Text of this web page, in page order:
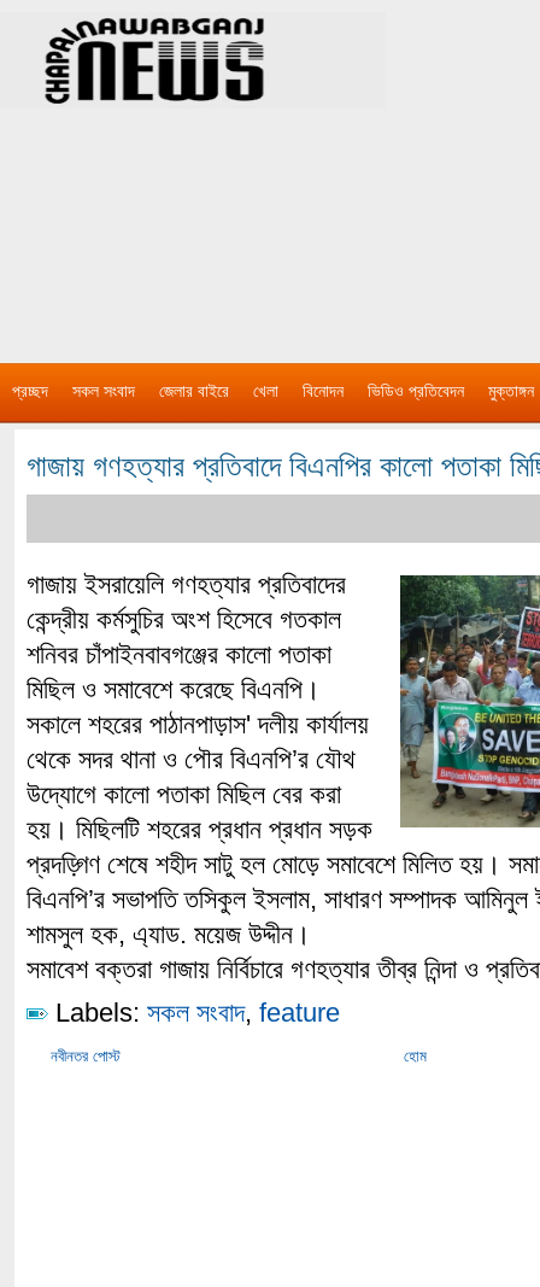
প্রচ্ছদ সকল সংবাদ জেলার বাইরে খেলা বিনোদন ভিডিও প্রতিবেদন মুক্তাঙ্গন
গাজায় গণহত্যার প্রতিবাদে বিএনপির কালো পতাকা
গাজায় ইসরায়েলি গণহত্যার প্রতিবাদের
কেন্দ্রীয় কর্মসুচির অংশ হিসেবে গতকাল
শনিবর চাঁপাইনবাবগঞ্জের কালো পতাকা
মিছিল ও সমাবেশে করেছে বিএনপি।
সকালে শহরের পাঠানপাড়াস' দলীয় কার্যালয়
থেকে সদর থানা ও পৌর বিএনপি’র যৌথ
উদ্যোগে কালো পতাকা মিছিল বের করা
হয়। মিছিলটি শহরের প্রধান প্রধান সড়ক
প্রদড়্গিণ শেষে শহীদ সাটু হল মোড়ে সমাবেশে মিলিত হয়।
বিএনপি’র সভাপতি তসিকুল ইসলাম, সাধারণ সম্পাদক আমিনুল
শামসুল হক, এ্যাড. ময়েজ উদ্দীন।
সমাবেশ বক্তরা গাজায় নির্বিচারে গণহত্যার তীব্র নিন্দা ও
Labels: সকল সংবাদ, feature
নবীনতর পোস্ট হোম